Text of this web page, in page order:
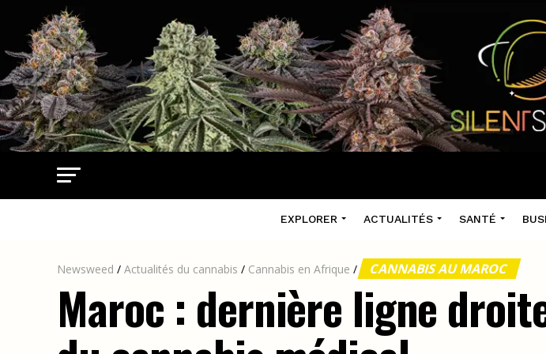
EXPLORER ACTUALITÉS SANTÉ
Newsweed / Actualités du cannabis / Cannabis en Afrique / CANNABIS AU MAROC
Maroc : dernière ligne